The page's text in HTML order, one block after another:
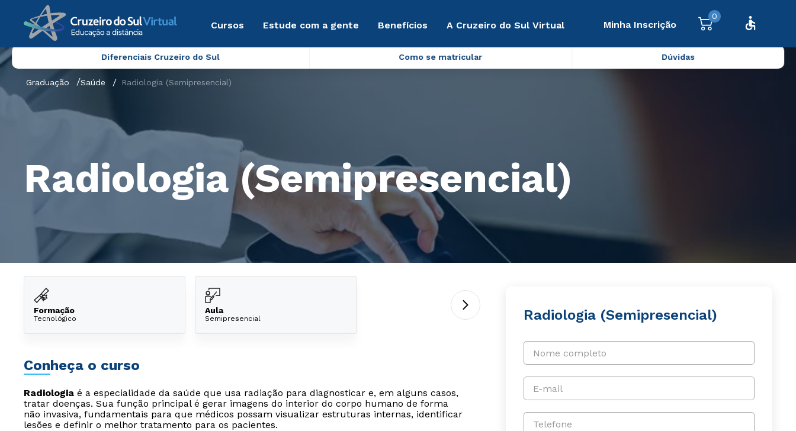
Cursos Estude com a gente Benefícios A Cruzeiro do Sul Virtual Minha Inscrição
0
Diferenciais Cruzeiro do Sul Como se matricular Dúvidas
Graduação Saúde Radiologia (Semipresencial)
Radiologia (Semipresencial)
Formação
Tecnológico
Aula
Semipresencial
Conheça o curso
Radiologia é a especialidade da saúde que usa radiação para diagnosticar e, em alguns casos,
tratar doenças. Sua função principal é gerar imagens do interior do corpo humano de forma
não invasiva, fundamentais para que médicos possam visualizar estruturas internas, identificar
lesões e definir o melhor tratamento para os pacientes.
Radiologia (Semipresencial)
Nome completo
E-mail
Telefone